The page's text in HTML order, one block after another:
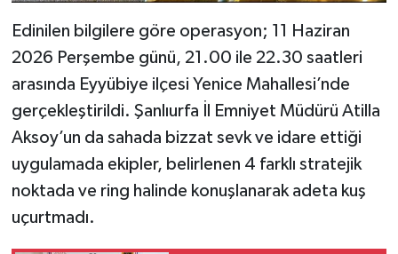
Edinilen bilgilere göre operasyon; 11 Haziran
2026 Perşembe günü, 21.00 ile 22.30 saatleri
arasında Eyyübiye ilçesi Yenice Mahallesi’nde
gerçekleştirildi. Şanlıurfa İl Emniyet Müdürü Atilla
Aksoy’un da sahada bizzat sevk ve idare ettiği
uygulamada ekipler, belirlenen 4 farklı stratejik
noktada ve ring halinde konuşlanarak adeta kuş
uçurtmadı.